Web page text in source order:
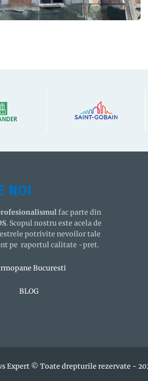
NOI
fac parte din
. Scopul nostru este acela de
potrivite nevoilor tale
pe raportul calitate -pret.
Bucuresti
BLOG
Expert © Toate drepturile rezervate -